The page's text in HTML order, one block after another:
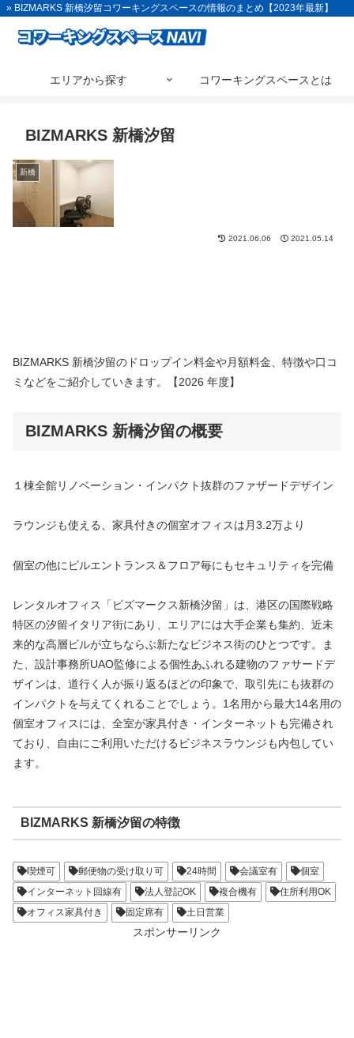
» BIZMARKS 新橋汐留コワーキングスペースの情報のまとめ【2023年最新】
エリアから探す コワーキングスペースとは
BIZMARKS 新橋汐留
新橋
2021.06.06 2021.05.14
BIZMARKS 新橋汐留のドロップイン料金や月額料金、特徴や口コ
ミなどをご紹介していきます。【2026 年度】
BIZMARKS 新橋汐留の概要
１棟全館リノベーション・インパクト抜群のファザードデザイン
ラウンジも使える、家具付きの個室オフィスは月3.2万より
個室の他にビルエントランス＆フロア毎にもセキュリティを完備
レンタルオフィス「ビズマークス新橋汐留」は、港区の国際戦略
特区の汐留イタリア街にあり、エリアには大手企業も集約、近未
来的な高層ビルが立ちならぶ新たなビジネス街のひとつです。ま
た、設計事務所UAO監修による個性あふれる建物のファサードデ
ザインは、道行く人が振り返るほどの印象で、取引先にも抜群の
インパクトを与えてくれることでしょう。1名用から最大14名用の
個室オフィスには、全室が家具付き・インターネットも完備され
ており、自由にご利用いただけるビジネスラウンジも内包してい
ます。
BIZMARKS 新橋汐留の特徴
喫煙可 郵便物の受け取り可 24時間 会議室有
個室
インターネット回線有
法人登記OK 複合機有
住所利用OK
オフィス家具付き
固定席有 土日営業
スポンサーリンク